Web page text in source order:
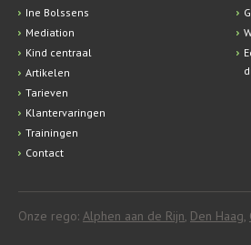
Ine Bolssens
Mediation
Kind centraal
Artikelen
Tarieven
Klantervaringen
Trainingen
Contact
Onze rego: Alphen aan de Rijn, Den Haag,